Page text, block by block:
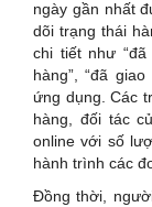
ngày gần nhất
dõi trạng thái
chi tiết như “đã
hàng”, “đã
ứng dụng. Các
hàng, đối tác
online với số
hành trình các
Đồng thời,